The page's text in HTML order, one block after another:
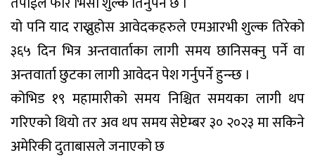
यो पनि याद राख्नुहोस आवेदकहरुले एमआरभी शुल्क तिरेको
३६५ दिन भित्र अन्तवार्ताका लागी समय छानिसक्नु पर्ने वा
अन्तवार्ता छुटका लागी आवेदन पेश गर्नुपर्ने हुन्न्छ ।
कोभिड १९ महामारीको समय निश्चित समयका लागी थप
गरिएको थियो तर अव थप समय सेप्टेम्बर ३० २०२३ मा सकिने
अमेरिकी दुताबासले जनाएको छ